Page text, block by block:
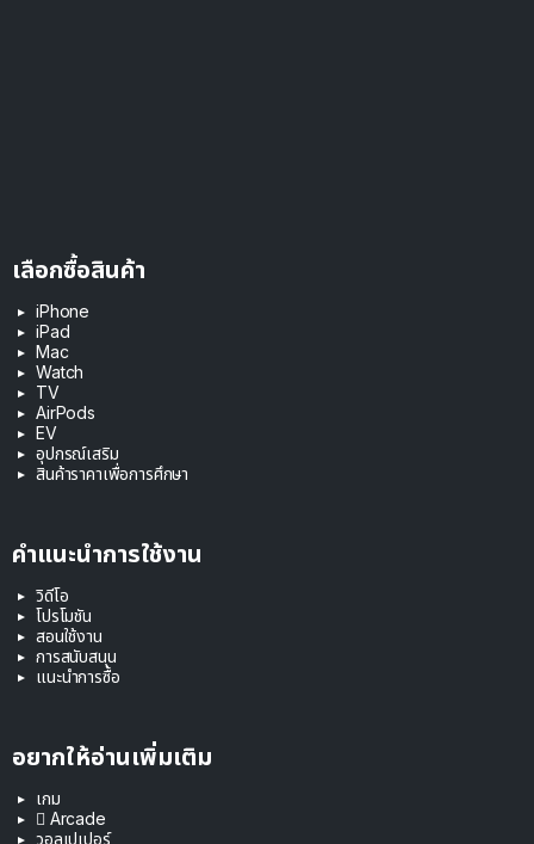
เลือกซื้อสินค้า
iPhone
iPad
Mac
Watch
TV
AirPods
EV
อุปกรณ์เสริม
สินค้าราคาเพื่อการศึกษา
คำแนะนำการใช้งาน
วิดีโอ
โปรโมชัน
สอนใช้งาน
การสนับสนุน
แนะนำการซื้อ
อยากให้อ่านเพิ่มเติม
เกม
 Arcade
วอลเปเปอร์